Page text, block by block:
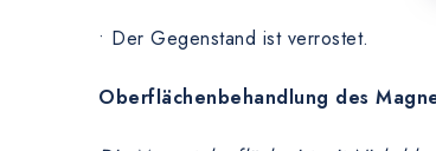
• Der Gegenstand ist verrostet.
Oberflächenbehandlung des